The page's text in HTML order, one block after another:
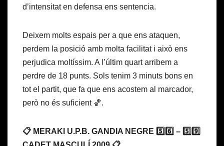
d’intensitat en defensa ens sentencia.
Deixem molts espais per a que ens ataquen,
perdem la posició amb molta facilitat i això ens
perjudica moltíssim. A l’últim quart arribem a
perdre de 18 punts. Sols tenim 3 minuts bons en
tot el partit, que fa que ens acostem al marcador,
però no és suficient 🏀.
📋 MERAKI U.P.B. GANDIA NEGRE 5️⃣6️⃣ – 5️⃣9️⃣